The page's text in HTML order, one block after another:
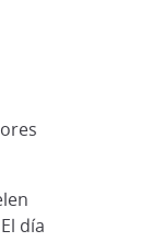
El día